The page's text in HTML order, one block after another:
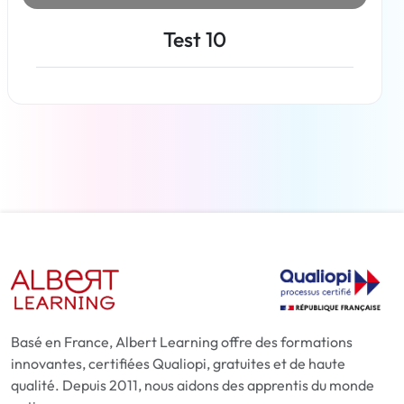
Test 10
Basé en France, Albert Learning offre des formations
innovantes, certifiées Qualiopi, gratuites et de haute
qualité. Depuis 2011, nous aidons des apprentis du monde